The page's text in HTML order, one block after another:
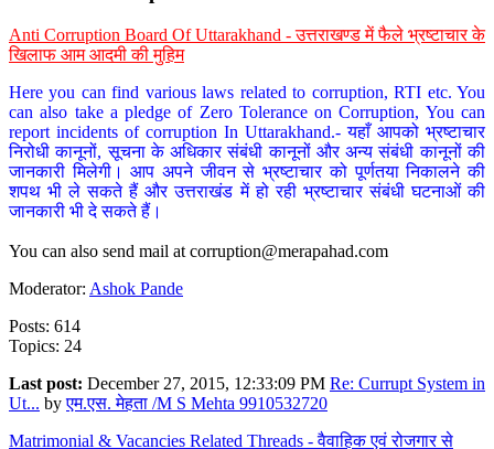
Anti Corruption Board Of Uttarakhand - उत्तराखण्ड में फैले भ्रष्टाचार के
खिलाफ आम आदमी की मुहिम
Here you can find various laws related to corruption, RTI etc. You
can also take a pledge of Zero Tolerance on Corruption, You can
report incidents of corruption In Uttarakhand.- यहाँ आपको भ्रष्टाचार
निरोधी कानूनों, सूचना के अधिकार संबंधी कानूनों और अन्य संबंधी कानूनों की
जानकारी मिलेगी। आप अपने जीवन से भ्रष्टाचार को पूर्णतया निकालने की
शपथ भी ले सकते हैं और उत्तराखंड में हो रही भ्रष्टाचार संबंधी घटनाओं की
जानकारी भी दे सकते हैं।
You can also send mail at corruption@merapahad.com
Moderator: Ashok Pande
Posts: 614
Topics: 24
Last post: December 27, 2015, 12:33:09 PM Re: Currupt System in
Ut... byएम.एस. मेहता /M S Mehta 9910532720
Matrimonial & Vacancies Related Threads - वैवाहिक एवं रोजगार से